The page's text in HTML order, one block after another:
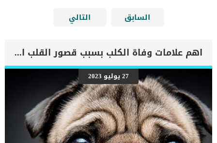
السابق التالي
اهم علامات وفاة الكلب بسبب قصور القلب الاحتقانى
27 يوليو 2023